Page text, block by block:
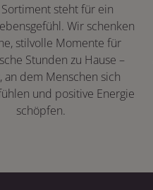
steht für ein
Wir schenken
stilvolle Momente für
Stunden zu Hause –
an dem Menschen sich
und positive Energie
schöpfen.